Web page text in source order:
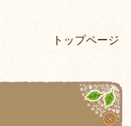
トップページ